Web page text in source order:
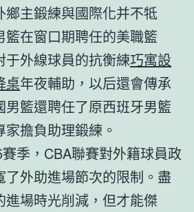
鄉主鍛練與國際化并不牴
在窗口期聘任的美職籃
于外線球員的抗衡練巧寓設
桌年夜輔助，以后還會傳承
籃還聘任了原西班牙男籃
擔負助理鍛練。
季，CBA聯賽對外籍球員政
了外助進場節次的限制。盡
進場時光削減，但才能傑